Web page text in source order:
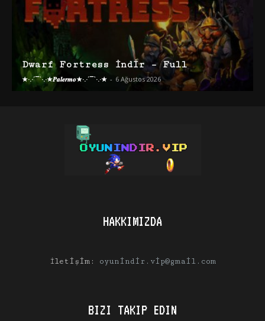
Dwarf Fortress İndir – Full
★·.·´¯`·.·★𝑷𝒂𝒍𝒆𝒓𝒎𝒐★·.·´¯`·.·★ - 6 Ağustos 2026
HAKKIMIZDA
İletişim: oyunindir.vip@gmail.com
BIZI TAKIP EDIN